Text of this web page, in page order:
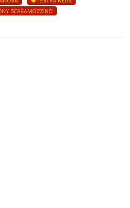
SCARAMOZZINO